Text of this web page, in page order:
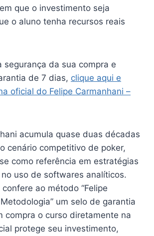
que o investimento seja
o aluno tenha recursos reais
segurança da sua compra e
de 7 dias, clique aqui e
oficial do Felipe Carmanhani –
acumula quase duas décadas
cenário competitivo de poker,
como referência em estratégias
uso de softwares analíticos.
ao método “Felipe
um selo de garantia
compra o curso diretamente na
protege seu investimento,